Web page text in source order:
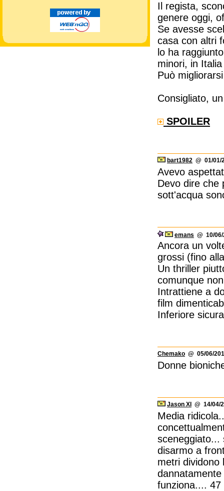
Il regista,
genere oggi,
Se avesse
casa con altri
lo ha
minori, in
Può
Consigliato,
SPOILER
bart1982 @ 01/01/
Avevo
Devo dire che
sott'acqua
emans @ 10/
Ancora un
grossi (fino
Un thriller
comunque
Intrattiene a
film
Inferiore
Chemako @ 05/06/
Donne
Jason XI @ 14/04/
Media
sceneggiato...
disarmo a
metri dividono
funziona....